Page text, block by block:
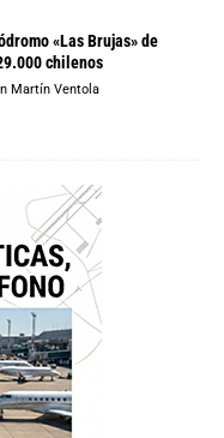
«Las Brujas» de
chilenos
Martín Ventola